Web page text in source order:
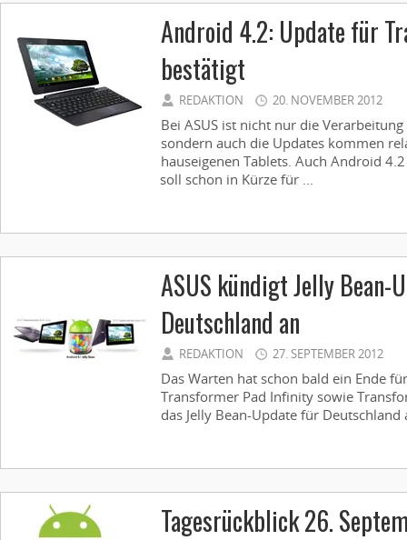
Android 4.2: Update für
bestätigt
REDAKTION 20. NOVEMBER 2012
Bei ASUS ist nicht nur die
sondern auch die Updates kommen
hauseigenen Tablets. Auch Android
soll schon in Kürze für ...
ASUS kündigt Jelly Bean-
Deutschland an
REDAKTION 27. SEPTEMBER 2012
Das Warten hat schon bald ein Ende
Transformer Pad Infinity sowie
das Jelly Bean-Update für Deutschland
Tagesrückblick 26.